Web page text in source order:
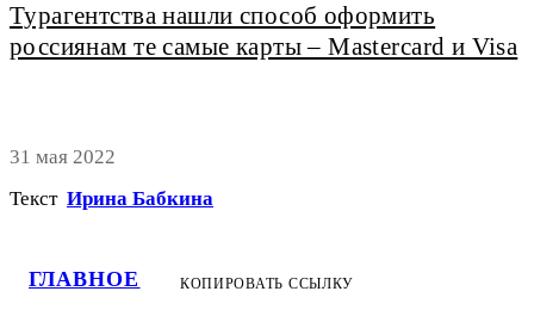
ГЛАВНОЕ
Турагентства нашли способ оформить
россиянам те самые карты – Mastercard и Visa
31 мая 2022
Текст Ирина Бабкина
КОПИРОВАТЬ ССЫЛКУ